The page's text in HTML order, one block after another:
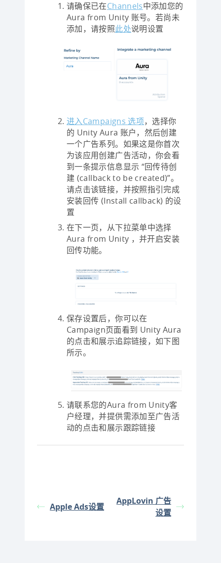
请确保已在Channels中添加您的
Aura from Unity 账号。若尚未
添加，请按照此处说明设置
进入Campaigns 选项，选择你
的 Unity Aura 账户，然后创建
一个广告系列。如果这是你首次
为该应用创建广告活动，你会看
到一条提示信息显示 “回传待创
建 (callback to be created)”。
请点击该链接，并按照指引完成
安装回传 (Install callback) 的设
置
在下一页，从下拉菜单中选择
Aura from Unity ，并开启安装
回传功能。
保存设置后，你可以在
Campaign页面看到 Unity Aura
的点击和展示追踪链接，如下图
所示。
请联系您的Aura from Unity客
户经理，并提供需添加至广告活
动的点击和展示跟踪链接
Apple Ads设置
AppLovin 广告
设置